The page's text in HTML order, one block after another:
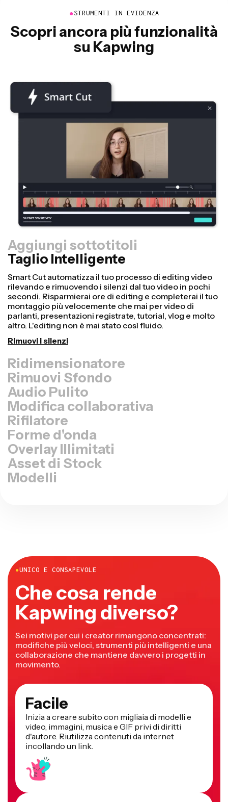
●STRUMENTI IN EVIDENZA
Scopri ancora più funzionalità
su Kapwing
Aggiungi sottotitoli
Taglio Intelligente
Ridimensionatore
Riutilizza i video più velocemente e rendili più
professionali con la nostra funzione Resize Canvas! In
pochi clic, puoi prendere un singolo video e adattarlo
alle dimensioni giuste per ogni altra piattaforma, che sia
TikTok, YouTube, Instagram, Twitter, Linkedin o qualsiasi
altro posto.
Rimuovi Sfondo
Audio Pulito
Modifica collaborativa
Rifilatore
Forme d'onda
Overlay Illimitati
Asset di Stock
Modelli
●UNICO E CONSAPEVOLE
Che cosa rende
Kapwing diverso?
Sei motivi per cui i creator rimangono concentrati:
modifiche più veloci, strumenti più intelligenti e una
collaborazione che mantiene davvero i progetti in
movimento.
Facile
Inizia a creare subito con migliaia di modelli e
video, immagini, musica e GIF privi di diritti
d'autore. Riutilizza contenuti da internet
incollando un link.